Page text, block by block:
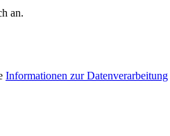
an.
Informationen zur Datenverarbeitung